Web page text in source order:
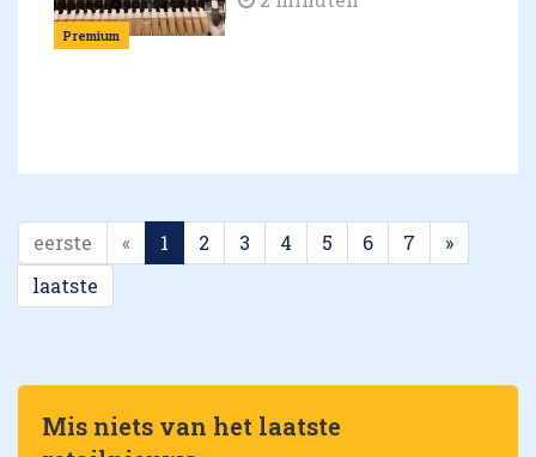
Premium
eerste « 1 2 3 4 5 6 7
»
laatste
Mis niets van het laatste